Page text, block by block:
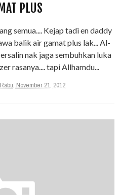
PLUS
semua.... Kejap tadi en daddy
balik air gamat plus lak... Al-
nak jaga sembuhkan luka
rasanya.... tapi Allhamdu...
Rabu, November 21, 2012